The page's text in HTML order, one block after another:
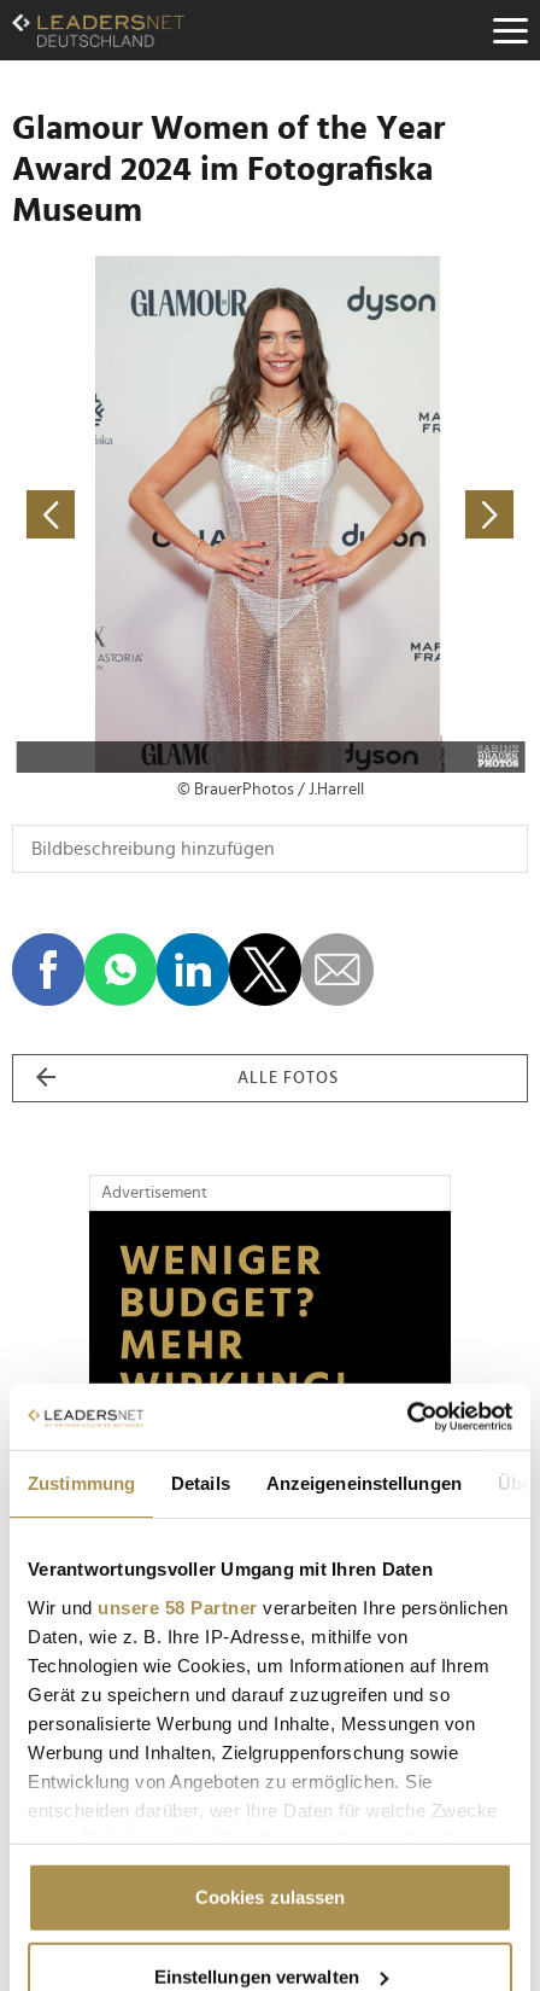
Zustimmung Details Anzeigeneinstellungen
Verantwortungsvoller Umgang mit Ihren Daten
Wir und unsere 58 Partner verarbeiten Ihre persönlichen
Daten, wie z. B. Ihre IP-Adresse, mithilfe von
Technologien wie Cookies, um Informationen auf Ihrem
Gerät zu speichern und darauf zuzugreifen und so
personalisierte Werbung und Inhalte, Messungen von
Werbung und Inhalten, Zielgruppenforschung sowie
Entwicklung von Angeboten zu ermöglichen. Sie
entscheiden darüber, wer Ihre Daten für welche Zwecke
Cookie-Erklärung oder durch Klicken auf das Privacy
Trigger Symbol ändern oder widerrufen
Cookies zulassen
Einstellungen verwalten
Zum
Inhalt
Zur
Navigation
Zur
Hauptnavigation
Glamour Women of the Year
Award 2024 im Fotografiska
Museum
© BrauerPhotos / J.Harrell
ALLE FOTOS
Advertisement